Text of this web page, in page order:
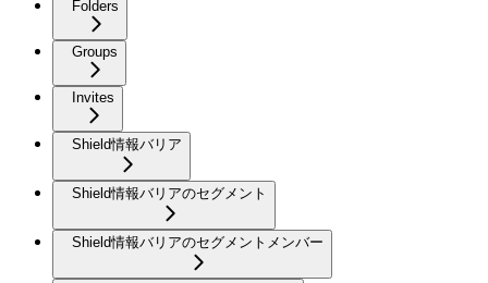
Folders
Groups
Invites
Shield情報バリア
Shield情報バリアのセグメント
Shield情報バリアのセグメントメンバー